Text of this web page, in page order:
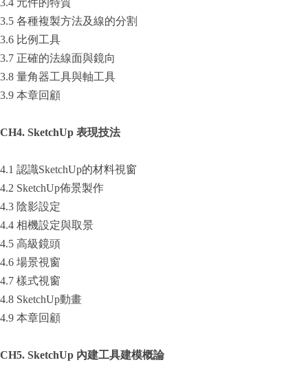
3.5 各種複製方法及線的分割
3.6 比例工具
3.7 正確的法線面與鏡向
3.8 量角器工具與軸工具
3.9 本章回顧
CH4. SketchUp 表現技法
4.1 認識SketchUp的材料視窗
4.2 SketchUp佈景製作
4.3 陰影設定
4.4 相機設定與取景
4.5 高級鏡頭
4.6 場景視窗
4.7 樣式視窗
4.8 SketchUp動畫
4.9 本章回顧
CH5. SketchUp 內建工具建模概論